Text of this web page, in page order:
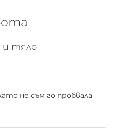
и тяло
не съм го пробвала